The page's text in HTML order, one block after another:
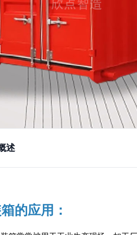
述
的应用：